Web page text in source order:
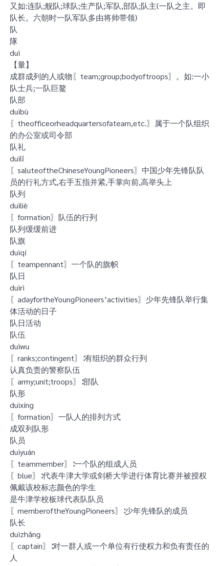
又如:连队;舰队;球队;生产队;军队,部队;队主(一队之主。即
队长。六朝时一队军队多由将帅带领)
队
隊
duì
【量】
成群成列的人或物〖team;group;bodyoftroops〗。如:一小
队士兵;一队巨鳌
队部
duìbù
〖theofficeorheadquartersofateam,etc.〗属于一个队组织
的办公室或司令部
队礼
duìlǐ
〖saluteoftheChineseYoungPioneers〗中国少年先锋队队
员的行礼方式,右手五指并紧,手掌向前,高举头上
队列
duìliè
〖formation〗队伍的行列
队列缓缓前进
队旗
duìqí
〖teampennant〗一个队的旗帜
队日
duìrì
〖adayfortheYoungPioneers’activities〗少年先锋队举行集
体活动的日子
队日活动
队伍
duìwu
〖ranks;contingent〗∶有组织的群众行列
认真负责的警察队伍
〖army;unit;troops〗∶部队
队形
duìxíng
〖formation〗一队人的排列方式
成双列队形
队员
duìyuán
〖teammember〗∶一个队的组成人员
〖blue〗∶代表牛津大学或剑桥大学进行体育比赛并被授权
佩戴该校标志颜色的学生
是牛津学校板球代表队队员
〖memberoftheYoungPioneers〗∶少年先锋队的成员
队长
duìzhǎng
〖captain〗∶对一群人或一个单位有行使权力和负有责任的
人